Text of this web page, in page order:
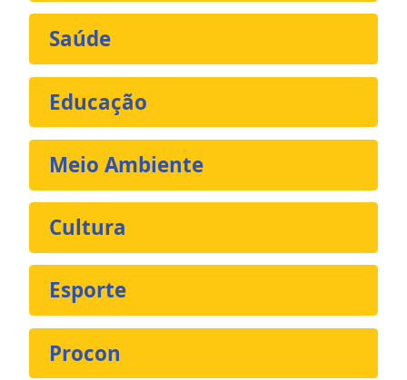
Saúde
Educação
Meio Ambiente
Cultura
Esporte
Procon